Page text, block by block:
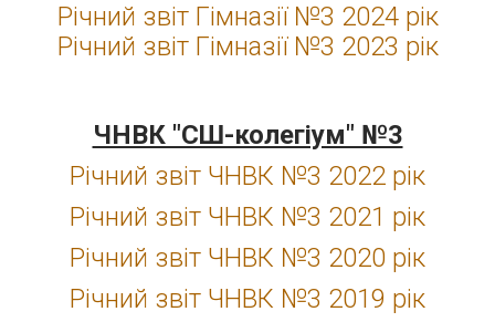
Річний звіт Гімназії №3 2024 рік
Річний звіт Гімназії №3 2023 рік
ЧНВК "СШ-колегіум" №3
Річний звіт ЧНВК №3 2022 рік
Річний звіт ЧНВК №3 2021 рік
Річний звіт ЧНВК №3 2020 рік
Річний звіт ЧНВК №3 2019 рік